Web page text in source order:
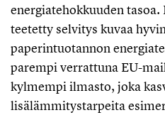
energiatehokkuuden
teetetty selvitys kuvaa
paperintuotannon
parempi verrattuna EU-
kylmempi ilmasto, joka
lisälämmitystarpeita